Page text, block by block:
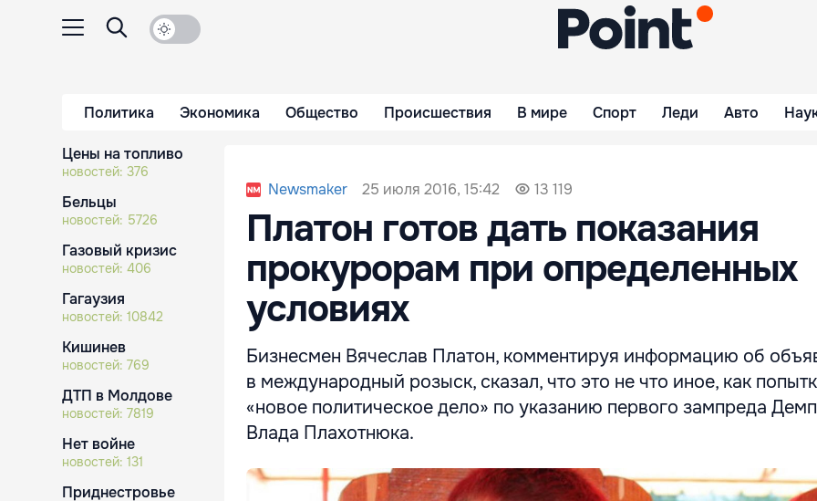
Политика Экономика Общество Происшествия В мире Спорт Леди Авто
Цены на топливо
новостей: 376
Бельцы
новостей: 5726
Газовый кризис
новостей: 406
Гагаузия
новостей: 10842
Кишинев
новостей: 769
ДТП в Молдове
новостей: 7819
Нет войне
новостей: 131
Приднестровье
Newsmaker 25 июля 2016, 15:42 13 119
Платон готов дать показания
прокурорам при определенных
условиях
Бизнесмен Вячеслав Платон, комментируя информацию об
в международный розыск, сказал, что это не что иное, как
«новое политическое дело» по указанию первого зампреда
Влада Плахотнюка.